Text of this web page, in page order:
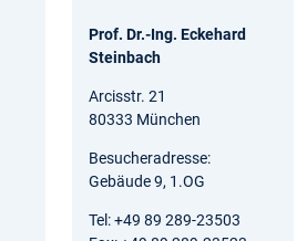
Prof. Dr.-Ing. Eckehard
Steinbach
Arcisstr. 21
80333 München
Besucheradresse:
Gebäude 9, 1.OG
Tel: +49 89 289-23503